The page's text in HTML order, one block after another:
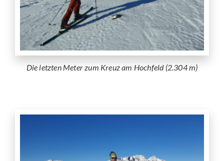
Die letzten Meter zum Kreuz am Hochfeld (2.304 m)